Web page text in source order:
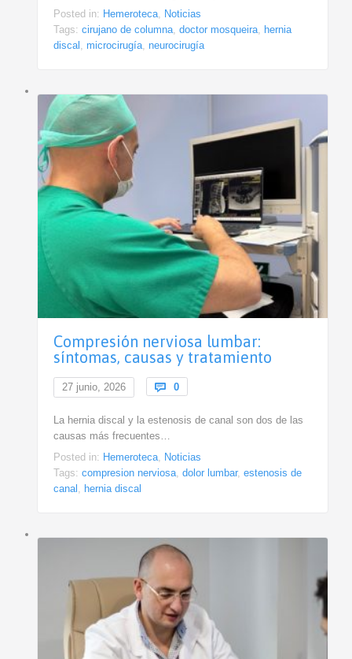
Posted in: Hemeroteca,
Noticias
Tags: cirujano de columna, doctor mosqueira,
hernia
discal
microcirugía, neurocirugía
Compresión nerviosa lumbar:
síntomas, causas y tratamiento
27 junio, 2026  0Comments
La hernia discal y la estenosis de canal son dos de las
causas más frecuentes…
Posted in: Hemeroteca,
Noticias
Tags: compresion nerviosa, dolor lumbar, estenosis de
canal
hernia discal